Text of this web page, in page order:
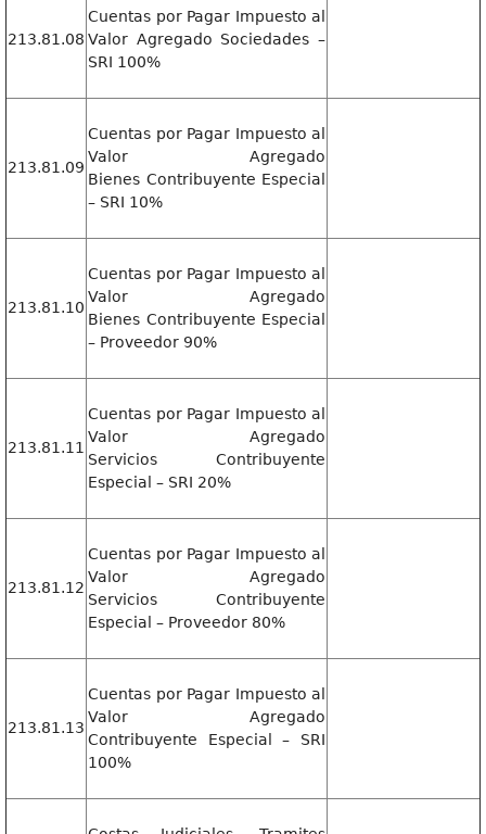
213.81.08
Cuentas por Pagar Impuesto al
Valor Agregado Sociedades –
SRI 100%
213.81.09
Cuentas por Pagar Impuesto al
Valor Agregado
Bienes Contribuyente Especial
– SRI 10%
213.81.10
Cuentas por Pagar Impuesto al
Valor Agregado
Bienes Contribuyente Especial
– Proveedor 90%
213.81.11
Cuentas por Pagar Impuesto al
Valor Agregado
Servicios Contribuyente
Especial – SRI 20%
213.81.12
Cuentas por Pagar Impuesto al
Valor Agregado
Servicios Contribuyente
Especial – Proveedor 80%
213.81.13
Cuentas por Pagar Impuesto al
Valor Agregado
Contribuyente Especial – SRI
100%